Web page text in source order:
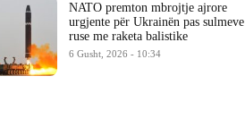
NATO premton mbrojtje ajrore
urgjente për Ukrainën pas sulmeve
ruse me raketa balistike
6 Gusht, 2026 - 10:34